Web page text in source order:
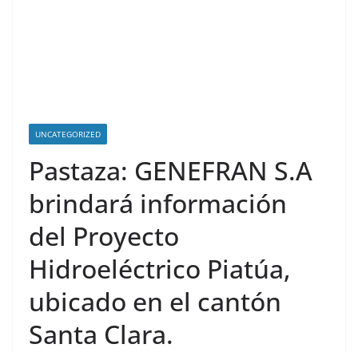
UNCATEGORIZED
Pastaza: GENEFRAN S.A
brindará información
del Proyecto
Hidroeléctrico Piatúa,
ubicado en el cantón
Santa Clara.